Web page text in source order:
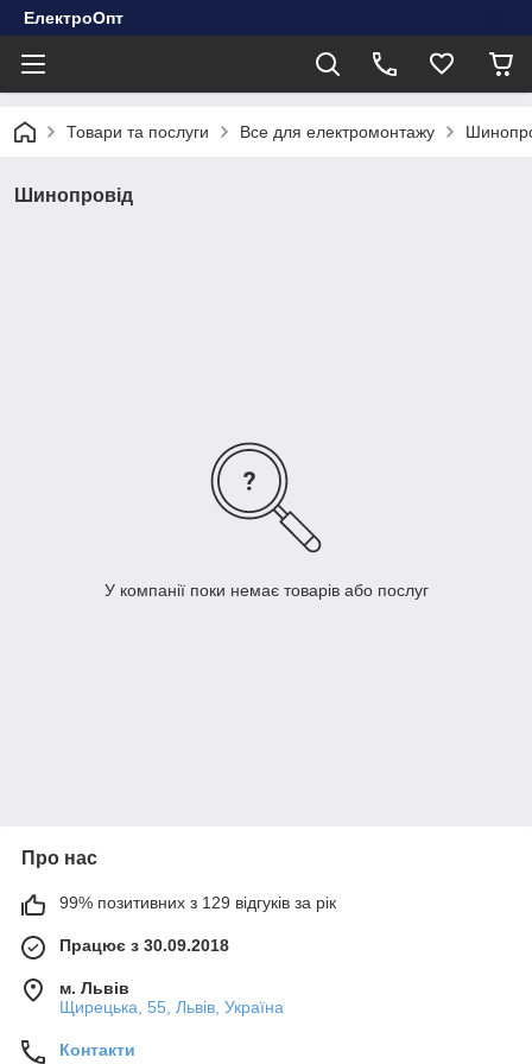
ЕлектроОпт
Товари та послуги Все для електромонтажу
Шинопровід
У компанії поки немає товарів або послуг
Про нас
99% позитивних з 129 відгуків за рік
Працює з 30.09.2018
м. Львів
Щирецька, 55, Львів, Україна
Контакти